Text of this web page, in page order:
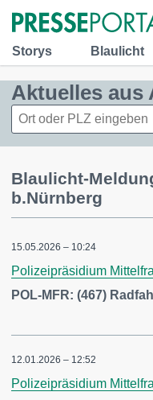
Storys Blaulicht
Aktuelles aus
Blaulicht-
b.Nürnberg
15.05.2026 – 10:24
Polizeipräsidium
POL-MFR: (467)
12.01.2026 – 12:52
Polizeipräsidium